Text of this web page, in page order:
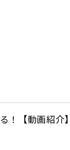
！【動画紹介】